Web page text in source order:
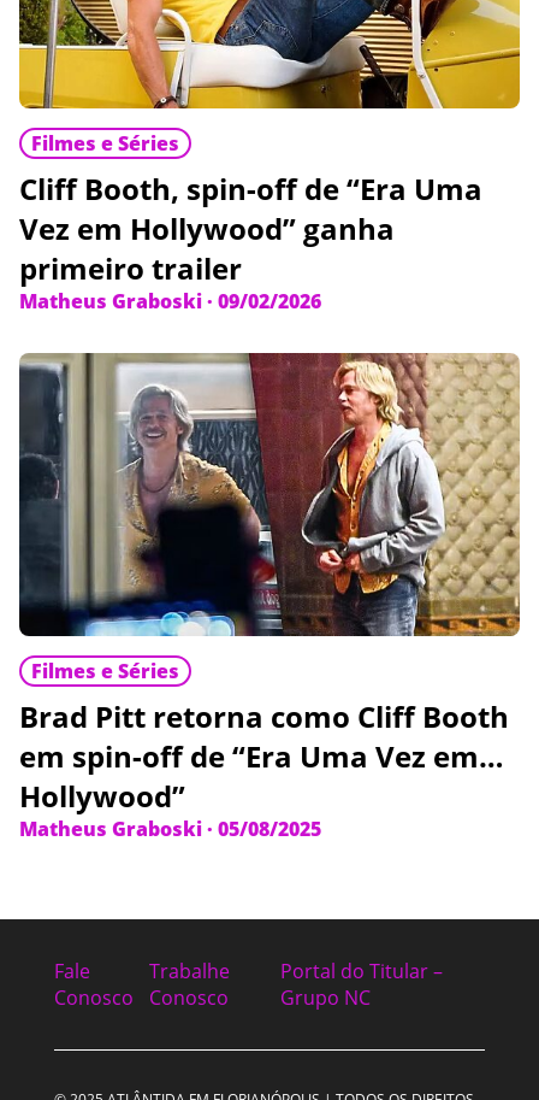
Filmes e Séries
Cliff Booth, spin-off de “Era Uma
Vez em Hollywood” ganha
primeiro trailer
Matheus Graboski· 09/02/2026
Filmes e Séries
Brad Pitt retorna como Cliff Booth
em spin-off de “Era Uma Vez em…
Hollywood”
Matheus Graboski· 05/08/2025
Fale
Conosco
Trabalhe
Conosco
Portal do Titular –
Grupo NC